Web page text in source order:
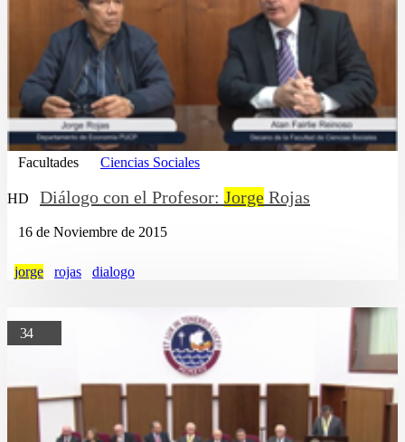
Facultades Ciencias Sociales
HD Diálogo con el Profesor: Jorge Rojas
16 de Noviembre de 2015
jorge rojas dialogo
34